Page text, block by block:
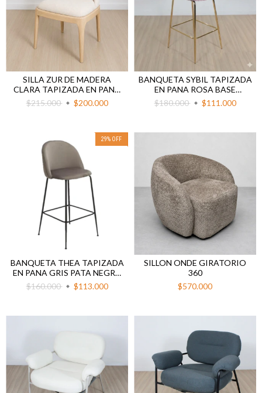
SILLA ZUR DE MADERA
CLARA TAPIZADA EN PANA
BEIGE
$215.000 $200.000
BANQUETA SYBIL TAPIZADA
EN PANA ROSA BASE
DORADA 67 CM AL ASIENTO
$180.000 $111.000
29% OFF
BANQUETA THEA TAPIZADA
EN PANA GRIS PATA NEGRA
67 CM AL ASIENTO
$160.000 $113.000
SILLON ONDE GIRATORIO
360
$570.000